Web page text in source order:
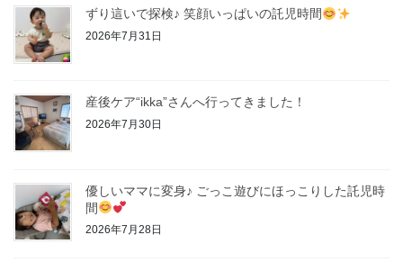
ずり這いで探検♪ 笑顔いっぱいの託児時間
2026年7月31日
産後ケア“ikka”さんへ行ってきました！
2026年7月30日
優しいママに変身♪ ごっこ遊びにほっこりした託児時
間
2026年7月28日